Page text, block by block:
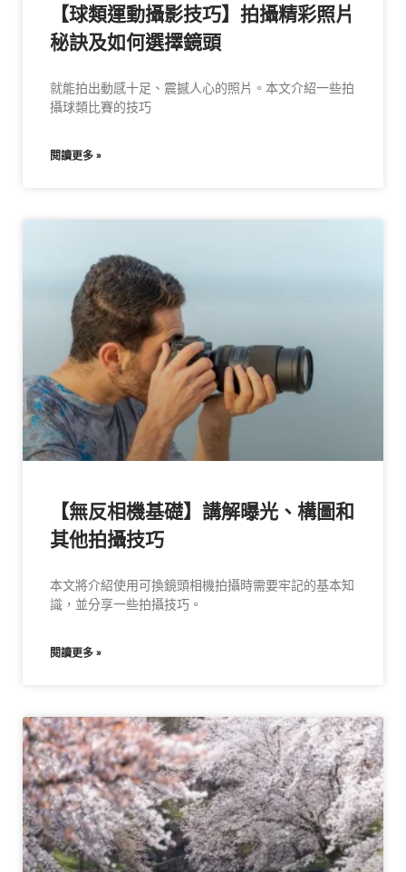
【球類運動攝影技巧】拍攝精彩照片
秘訣及如何選擇鏡頭
就能拍出動感十足、震撼人心的照片。本文介紹一些拍
攝球類比賽的技巧
閱讀更多 »
【無反相機基礎】講解曝光、構圖和
其他拍攝技巧
本文將介紹使用可換鏡頭相機拍攝時需要牢記的基本知
識，並分享一些拍攝技巧。
閱讀更多 »